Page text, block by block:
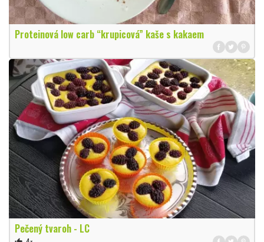
Proteinová low carb “krupicová” kaše s kakaem
Pečený tvaroh - LC